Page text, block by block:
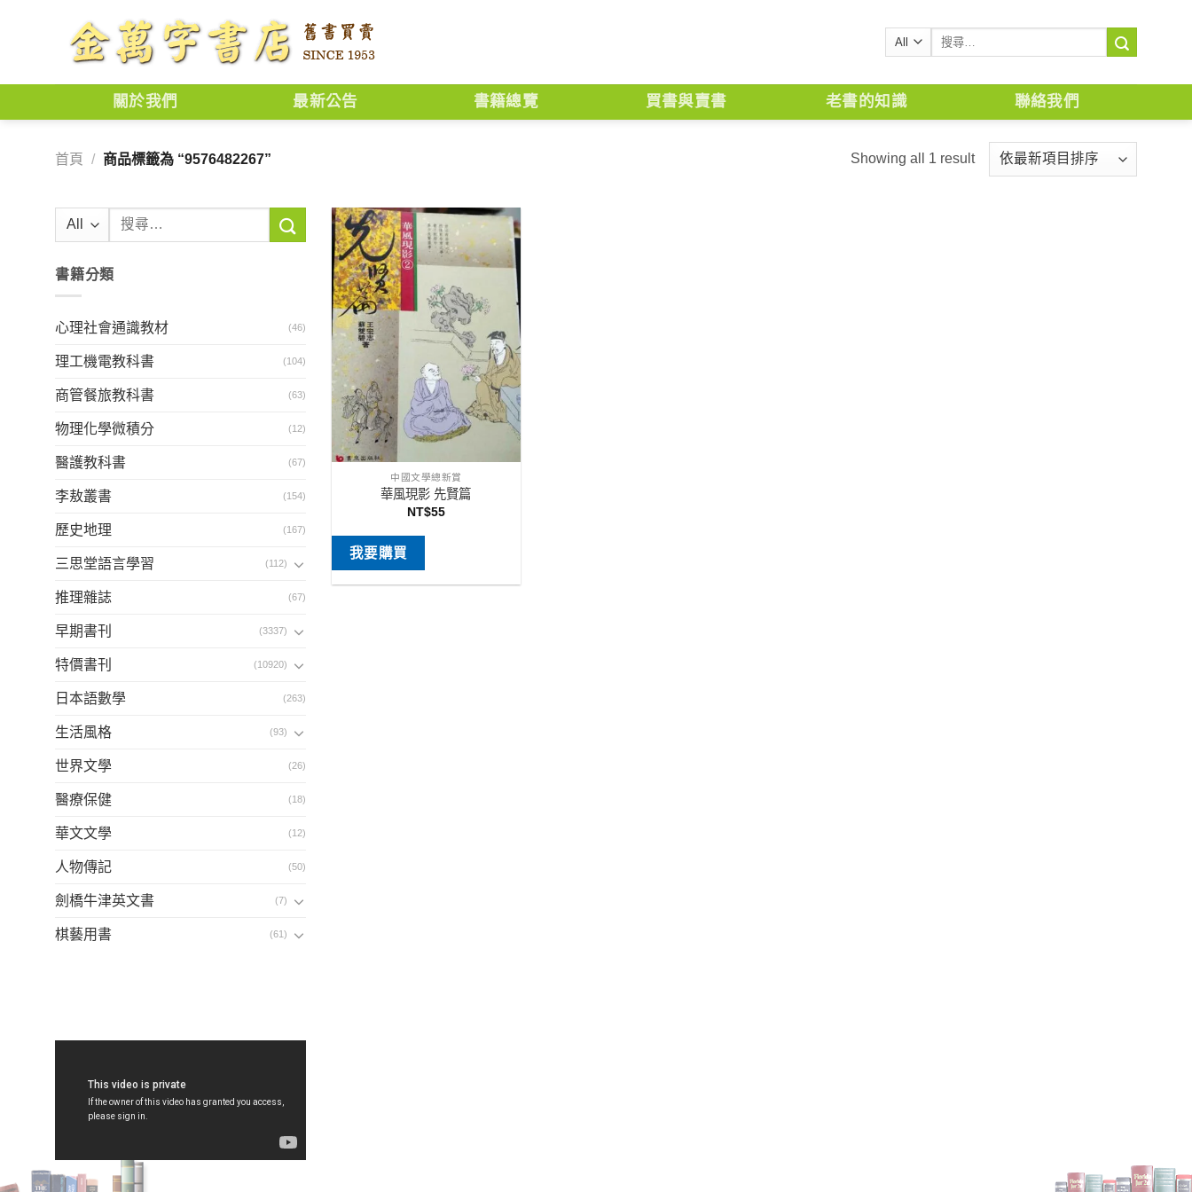
搜
鍵
關於我們 最新公告 書籍總覽 買書與賣書 老書的知識 聯絡我們
首頁 / 商品標籤為 “9576482267” Showing all 1 result
搜
鍵
書籍分類
心理社會通識教材 (46)
理工機電教科書 (104)
商管餐旅教科書 (63)
物理化學微積分 (12)
醫護教科書 (67)
李敖叢書 (154)
歷史地理 (167)
三思堂語言學習 (112)
推理雜誌 (67)
早期書刊 (3337)
特價書刊 (10920)
日本語數學 (263)
生活風格 (93)
世界文學 (26)
醫療保健 (18)
華文文學 (12)
人物傳記 (50)
劍橋牛津英文書 (7)
棋藝用書 (61)
中國文學總新賞
華風現影 先賢篇
NT$55
我要購買